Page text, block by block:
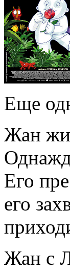
Еще
Жан
Его
его
Жан с